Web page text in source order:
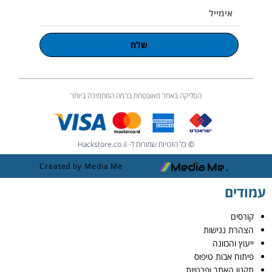
שלח
הסליקה באתר מאובטחת ברמה המחמירה ביותר
© כל הזכויות שמורות ל- Hackstore.co.il
Created by Media Me
עמודים
קורסים
הצהרת נגישות
ייעוץ והכוונה
פיתוח אבות טיפוס